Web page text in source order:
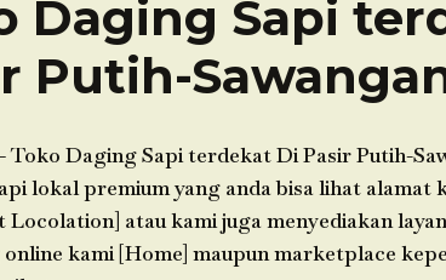
Daging Sapi
Putih-
Toko Daging Sapi terdekat Di Pasir Putih-
lokal premium yang anda bisa lihat
atau kami juga menyediakan
online kami [Home] maupun marketplace